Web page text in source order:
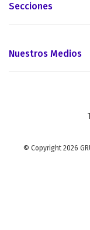
Secciones
Nuestros Medios
© Copyright 2026